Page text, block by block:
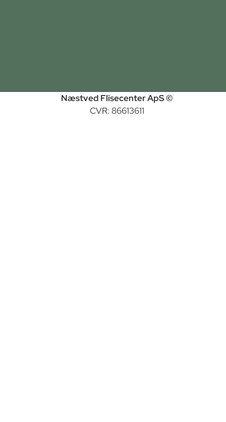
Næstved Flisecenter ApS ©
CVR: 86613611